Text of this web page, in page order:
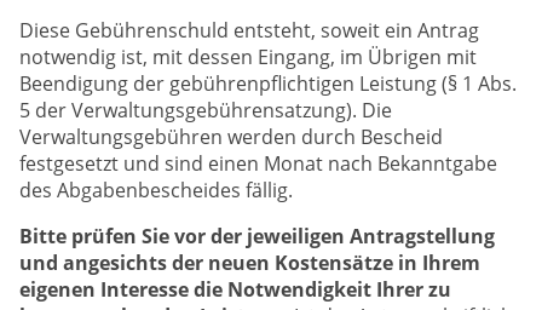
Diese Gebührenschuld entsteht, soweit ein Antrag
notwendig ist, mit dessen Eingang, im Übrigen mit
Beendigung der gebührenpflichtigen Leistung (§ 1 Abs.
5 der Verwaltungsgebührensatzung). Die
Verwaltungsgebühren werden durch Bescheid
festgesetzt und sind einen Monat nach Bekanntgabe
des Abgabenbescheides fällig.
Bitte prüfen Sie vor der jeweiligen Antragstellung
und angesichts der neuen Kostensätze in Ihrem
eigenen Interesse die Notwendigkeit Ihrer zu